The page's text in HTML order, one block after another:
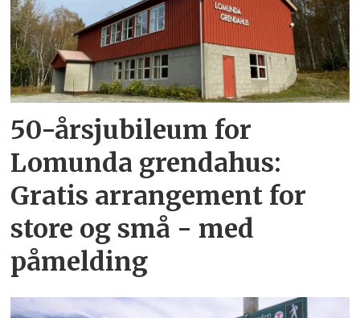
50-årsjubileum for
Lomunda grendahus:
Gratis arrangement for
store og små - med
påmelding